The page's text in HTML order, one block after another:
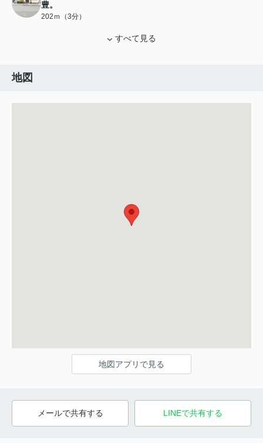
豊。
202ｍ（3分）
すべて見る
地図
地図アプリで見る
メールで共有する LINEで共有する